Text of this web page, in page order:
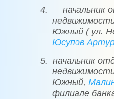
4. начальник
Южный ( ул.
Юсупов Артур
5. начальник
Южный,
филиале